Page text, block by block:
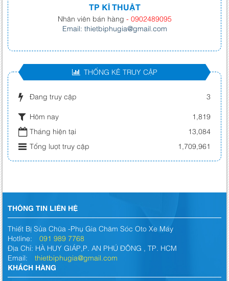
TP KĨ THUẬT
Nhân viên bán hàng - 0902489095
Email: thietbiphugia@gmail.com
THỐNG KÊ TRUY CẬP
Đang truy cập 3
Hôm nay
1,819
Tháng hiện tại
13,084
Tổng lượt truy cập
1,709,961
THÔNG TIN LIÊN HỆ
Thiết Bị Sửa Chữa -Phụ Gia Chăm Sóc Oto Xe Máy
Hotline: 091 989 7768
Địa Chỉ: HÀ HUY GIÁP,P. AN PHÚ ĐÔNG , TP. HCM
Email: thietbiphugia@gmail.com
KHÁCH HÀNG